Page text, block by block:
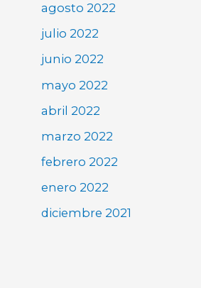
agosto 2022
julio 2022
junio 2022
mayo 2022
abril 2022
marzo 2022
febrero 2022
enero 2022
diciembre 2021